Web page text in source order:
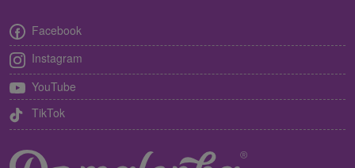
Facebook
Instagram
YouTube
TikTok